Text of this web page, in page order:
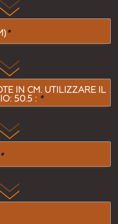
*
IN CM. UTILIZZARE IL
50.5 : *
*